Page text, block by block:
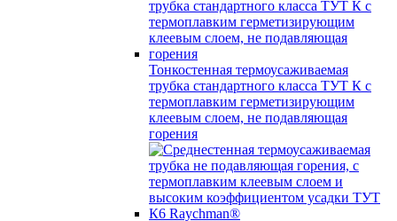
Тонкостенная термоусаживаемая
трубка стандартного класса ТУТ К с
термоплавким герметизирующим
клеевым слоем, не подавляющая
горения